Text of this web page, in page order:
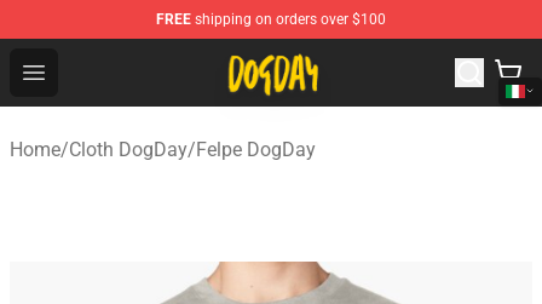
FREE shipping on orders over $100
Open menu
DogDay Store - Official DogDay Merchandise Shop
Home/Cloth DogDay/Felpe DogDay